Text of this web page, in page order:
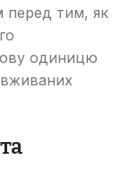
перед тим, як
одиницю
вживаних